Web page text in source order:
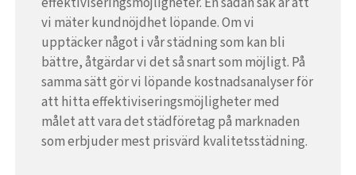
vi mäter kundnöjdhet löpande. Om vi
upptäcker något i vår städning som kan bli
bättre, åtgärdar vi det så snart som möjligt. På
samma sätt gör vi löpande kostnadsanalyser för
att hitta effektiviseringsmöjligheter med
målet att vara det städföretag på marknaden
som erbjuder mest prisvärd kvalitetsstädning.